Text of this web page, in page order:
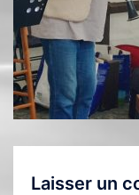
Laisser un